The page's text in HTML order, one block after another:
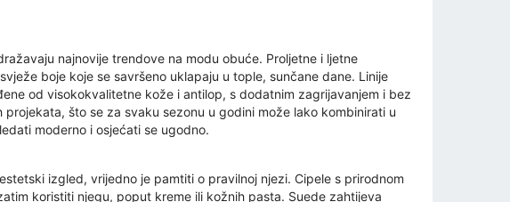
najnovije trendove na modu obuće. Proljetne i ljetne
boje koje se savršeno uklapaju u tople, sunčane dane. Linije
od visokokvalitetne kože i antilop, s dodatnim zagrijavanjem i bez
što se za svaku sezonu u godini može lako kombinirati u
moderno i osjećati se ugodno.
izgled, vrijedno je pamtiti o pravilnoj njezi. Cipele s prirodnom
koristiti njegu, poput kreme ili kožnih pasta. Suede zahtijeva